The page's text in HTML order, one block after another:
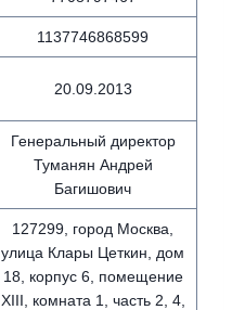
1137746868599
20.09.2013
Генеральный директор
Туманян Андрей
Багишович
127299, город Москва,
улица Клары Цеткин, дом
18, корпус 6, помещение
XIII, комната 1, часть 2, 4,